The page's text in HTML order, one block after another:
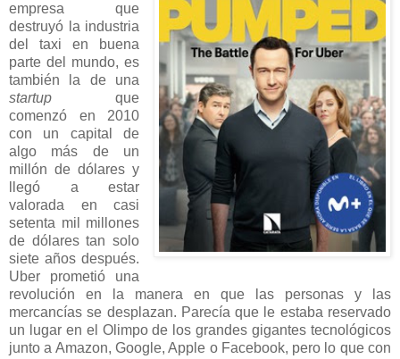
empresa que
destruyó la industria
del taxi en buena
parte del mundo, es
también la de una
startup que
comenzó en 2010
con un capital de
algo más de un
millón de dólares y
llegó a estar
valorada en casi
setenta mil millones
de dólares tan solo
siete años después.
Uber prometió una
revolución en la manera en que las personas y las
mercancías se desplazan. Parecía que le estaba reservado
un lugar en el Olimpo de los grandes gigantes tecnológicos
junto a Amazon, Google, Apple o Facebook, pero lo que con